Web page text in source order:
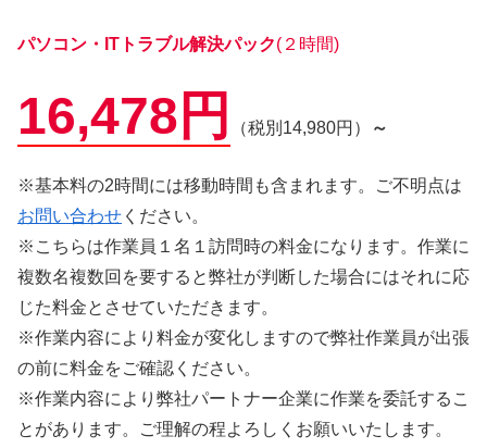
パソコン・ITトラブル解決パック(２時間)
16,478円 （税別14,980円） ～
※基本料の2時間には移動時間も含まれます。ご不明点は
お問い合わせ ください。
※こちらは作業員１名１訪問時の料金になります。作業に
複数名複数回を要すると弊社が判断した場合にはそれに応
じた料金とさせていただきます。
※作業内容により料金が変化しますので弊社作業員が出張
の前に料金をご確認ください。
※作業内容により弊社パートナー企業に作業を委託するこ
とがあります。ご理解の程よろしくお願いいたします。